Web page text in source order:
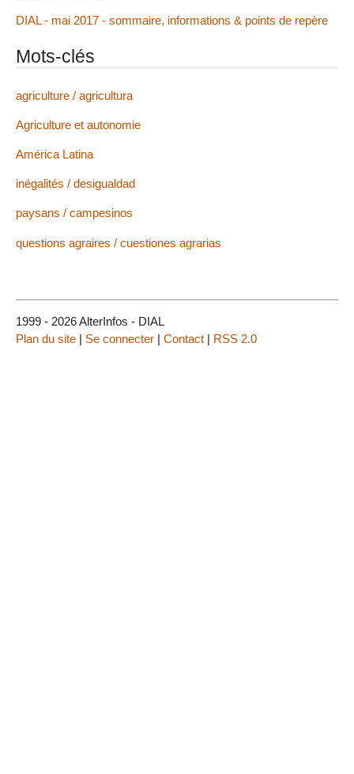
DIAL - mai 2017 - sommaire, informations & points de repère
Mots-clés
agriculture / agricultura
Agriculture et autonomie
América Latina
inégalités / desigualdad
paysans / campesinos
questions agraires / cuestiones agrarias
1999 - 2026 AlterInfos - DIAL
Plan du site | Se connecter | Contact | RSS 2.0